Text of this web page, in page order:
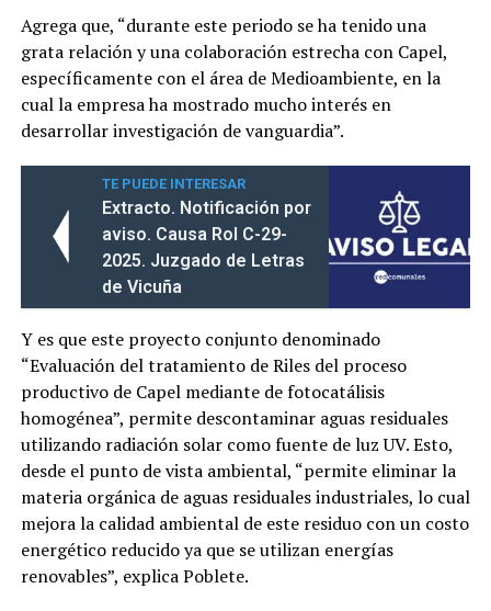
Agrega que, “durante este periodo se ha tenido una
grata relación y una colaboración estrecha con Capel,
específicamente con el área de Medioambiente, en la
cual la empresa ha mostrado mucho interés en
desarrollar investigación de vanguardia”.
TE PUEDE INTERESAR
Extracto. Notificación por
aviso. Causa Rol C-29-
2025. Juzgado de Letras
de Vicuña
Y es que este proyecto conjunto denominado
“Evaluación del tratamiento de Riles del proceso
productivo de Capel mediante de fotocatálisis
homogénea”, permite descontaminar aguas residuales
utilizando radiación solar como fuente de luz UV. Esto,
desde el punto de vista ambiental, “permite eliminar la
materia orgánica de aguas residuales industriales, lo cual
mejora la calidad ambiental de este residuo con un costo
energético reducido ya que se utilizan energías
renovables”, explica Poblete.